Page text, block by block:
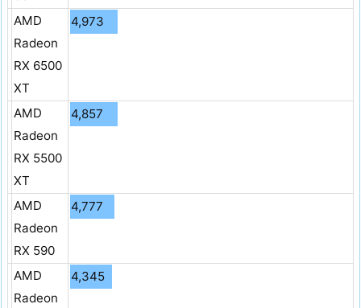
AMD
Radeon
RX 6500
XT
4,973
AMD
Radeon
RX 5500
XT
4,857
AMD
Radeon
RX 590
4,777
AMD
Radeon
4,345